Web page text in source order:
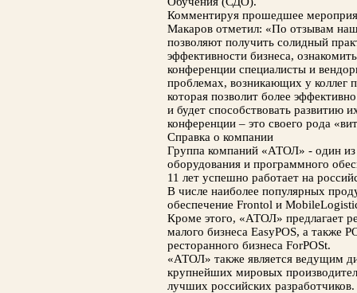
Комментируя прошедшее
Макаров отметил: «По отзывам
позволяют получить солидный
эффективности бизнеса,
конференции специалисты и
проблемах, возникающих у коллег
которая позволит более
и будет способствовать развитию
конференции – это своего рода
Справка о компании
Группа компаний «АТОЛ» - один из
оборудования и программного
11 лет успешно работает на
В числе наиболее популярных
обеспечение Frontol и
Кроме этого, «АТОЛ» предлагает
малого бизнеса EasyPOS, а также
ресторанного бизнеса ForPOSt.
«АТОЛ» также является ведущим
крупнейших мировых
лучших российских разработчиков.